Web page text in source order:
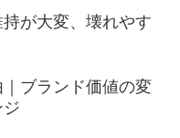
が大変、壊れやす
ブランド価値の変